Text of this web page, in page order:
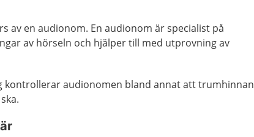
av en audionom. En audionom är specialist på
av hörseln och hjälper till med utprovning av
kontrollerar audionomen bland annat att trumhinnan